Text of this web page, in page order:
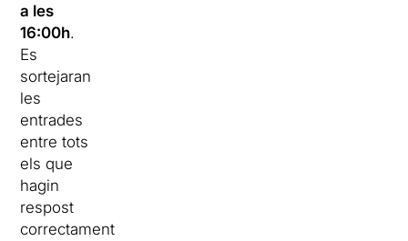
a les
16:00h.
Es
sortejaran
les
entrades
entre tots
els que
hagin
respost
correctament